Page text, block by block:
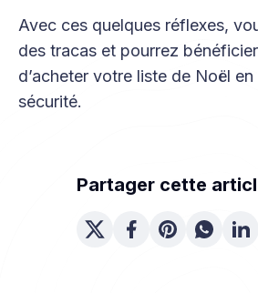
Avec ces quelques réflexes,
des tracas et pourrez
d’acheter votre liste de Noël
sécurité.
Partager cette